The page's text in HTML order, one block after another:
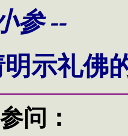
参 --
示礼佛
参问 ：